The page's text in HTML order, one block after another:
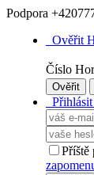
Podpora
Ověřit
Číslo
Ověřit
Přihlásit
Příště